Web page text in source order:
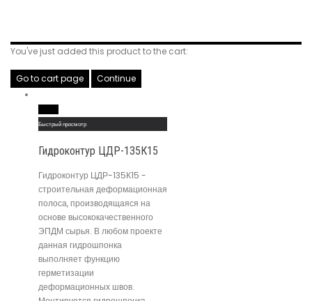
You've just added this product to the cart:
Go to cart page Continue
Быстрый просмотр
Гидроконтур ЦДР-135К15
Гидроконтур ЦДР-135К15 -
строительная деформационная
полоса, производящаяся на
основе высококачественного
ЭПДМ сырья. В любом проекте
данная гидрошпонка
выполняет функцию
герметизации
деформационных швов.